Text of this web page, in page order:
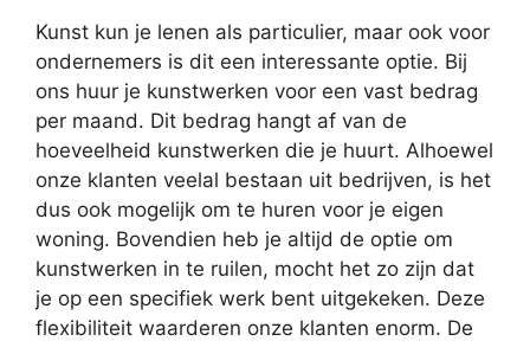
Kunst kun je lenen als particulier, maar ook voor
ondernemers is dit een interessante optie. Bij
ons huur je kunstwerken voor een vast bedrag
per maand. Dit bedrag hangt af van de
hoeveelheid kunstwerken die je huurt. Alhoewel
onze klanten veelal bestaan uit bedrijven, is het
dus ook mogelijk om te huren voor je eigen
woning. Bovendien heb je altijd de optie om
kunstwerken in te ruilen, mocht het zo zijn dat
je op een specifiek werk bent uitgekeken. Deze
flexibiliteit waarderen onze klanten enorm. De